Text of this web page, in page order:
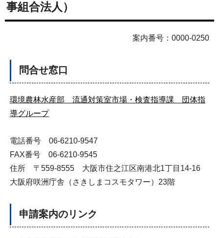
事組合法人）
案内番号：0000-0250
問合せ窓口
環境農林水産部 流通対策室市場・検査指導課 団体指
導グループ
電話番号 06-6210-9547
FAX番号 06-6210-9545
住所 〒559-8555 大阪市住之江区南港北1丁目14-16
大阪府咲洲庁舎（さきしまコスモタワー）23階
申請案内のリンク